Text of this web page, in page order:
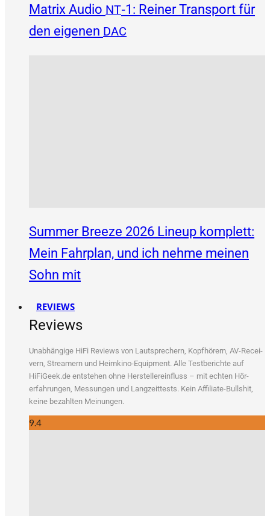
Matrix Audio NT‑1: Reiner Transport für
den eigenen DAC
Summer Breeze 2026 Lineup komplett:
Mein Fahrplan, und ich nehme meinen
Sohn mit
REVIEWS
Reviews
Unab­hän­gi­ge HiFi Reviews von Laut­spre­chern, Kopf­hö­rern, AV-Recei­
vern, Strea­mern und Heim­ki­no-Equip­ment. Alle Test­be­rich­te auf
HiFiGeek.de ent­ste­hen ohne Her­stel­ler­ein­fluss – mit ech­ten Hör­
erfah­run­gen, Mes­sun­gen und Lang­zeit­tests. Kein Affi­lia­te-Bull­shit,
kei­ne bezahl­ten Meinungen.
9.4